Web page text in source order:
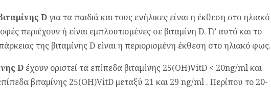
Dγια τα παιδιά και τους ενήλικες είναι η έκθεση στο ηλιακό
περιέχουν ή είναι εμπλουτισμένες σε βιταμίνη D. Γι’ αυτό και το
της βιταμίνης D είναι η περιορισμένη έκθεση στο ηλιακό φως.
D έχουν οριστεί τα επίπεδα βιταμίνης 25(OH)VitD < 20ng/ml και
βιταμίνης 25(OH)VitD μεταξύ 21 και 29 ng/ml . Περίπου το 20-